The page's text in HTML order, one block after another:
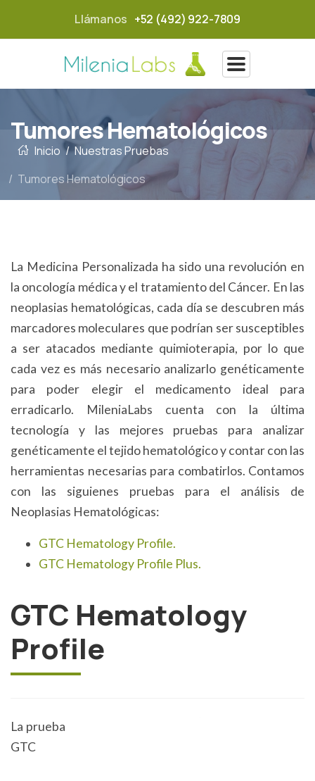
Llámanos +52 (492) 922-7809
Tumores Hematológicos
Inicio
Nuestras Pruebas
Tumores Hematológicos
La Medicina Personalizada ha sido una revolución en
la oncología médica y el tratamiento del Cáncer. En las
neoplasias hematológicas, cada día se descubren más
marcadores moleculares que podrían ser susceptibles
a ser atacados mediante quimioterapia, por lo que
cada vez es más necesario analizarlo genéticamente
para poder elegir el medicamento ideal para
erradicarlo. MileniaLabs cuenta con la última
tecnología y las mejores pruebas para analizar
genéticamente el tejido hematológico y contar con las
herramientas necesarias para combatirlos. Contamos
con las siguienes pruebas para el análisis de
Neoplasias Hematológicas:
GTC Hematology Profile.
GTC Hematology Profile Plus.
GTC Hematology
Profile
La prueba
GTC